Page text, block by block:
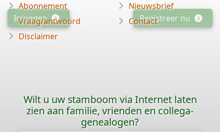
Inloggen Registreer nu
Abonnement
Vraag/antwoord
Disclaimer
Nieuwsbrief
Contact
Wilt u uw stamboom via Internet laten
zien aan familie, vrienden en collega-
genealogen?